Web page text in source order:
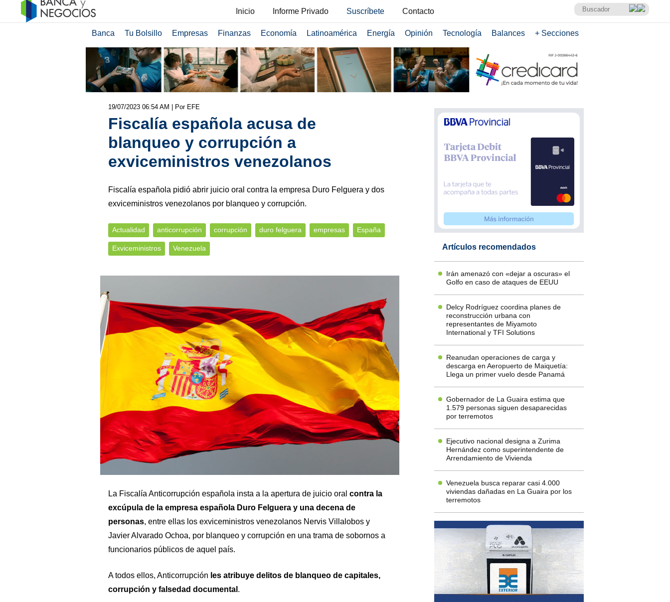
Inicio Informe Privado Suscríbete Contacto
Banca Tu Bolsillo Empresas Finanzas Economía Latinoamérica Energía Opinión Tecnología Balances + Secciones
19/07/2023 06:54 AM | Por EFE
Fiscalía española acusa de
blanqueo y corrupción a
exviceministros venezolanos
Fiscalía española pidió abrir juicio oral contra la empresa Duro Felguera y dos
exviceministros venezolanos por blanqueo y corrupción.
Actualidad anticorrupción corrupción duro felguera empresas España
Exviceministros Venezuela
La Fiscalía Anticorrupción española insta a la apertura de juicio oral contra la
excúpula de la empresa española Duro Felguera y una decena de
personas, entre ellas los exviceministros venezolanos Nervis Villalobos y
Javier Alvarado Ochoa, por blanqueo y corrupción en una trama de sobornos a
funcionarios públicos de aquel país.
A todos ellos, Anticorrupción les atribuye delitos de blanqueo de capitales,
corrupción y falsedad documental .
Artículos recomendados
Irán amenazó con «dejar a oscuras» el
Golfo en caso de ataques de EEUU
Delcy Rodríguez coordina planes de
reconstrucción urbana con
representantes de Miyamoto
International y TFI Solutions
Reanudan operaciones de carga y
descarga en Aeropuerto de Maiquetía:
Llega un primer vuelo desde Panamá
Gobernador de La Guaira estima que
1.579 personas siguen desaparecidas
por terremotos
Ejecutivo nacional designa a Zurima
Hernández como superintendente de
Arrendamiento de Vivienda
Venezuela busca reparar casi 4.000
viviendas dañadas en La Guaira por los
terremotos